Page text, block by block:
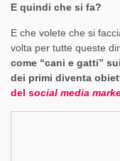
E quindi che si fa?
E che volete che si
volta per tutte queste
come “cani e gatti”
dei primi diventa
del social media